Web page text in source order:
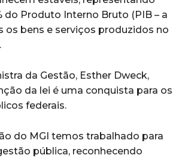
do Produto Interno Bruto (PIB – a
os bens e serviços produzidos no
da Gestão, Esther Dweck,
da lei é uma conquista para os
federais.
do MGI temos trabalhado para
pública, reconhecendo